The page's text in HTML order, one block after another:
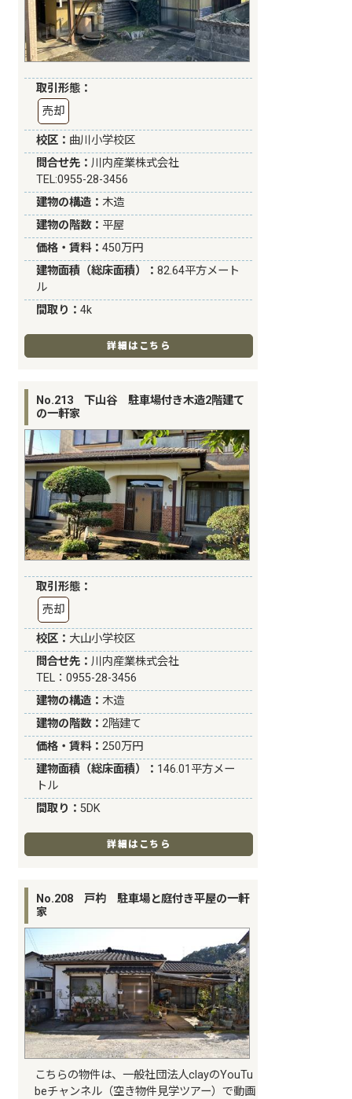
取引形態：
売却
校区： 曲川小学校区
問合せ先：川内産業株式会社
TEL:0955-28-3456
建物の構造： 木造
建物の階数： 平屋
価格・賃料：450万円
建物面積（総床面積）：82.64平方メート
ル
間取り：4k
詳細はこちら
No.213 下山谷 駐車場付き木造2階建て
の一軒家
取引形態：
売却
校区： 大山小学校区
問合せ先：川内産業株式会社
TEL：0955-28-3456
建物の構造： 木造
建物の階数：2階建て
価格・賃料：250万円
建物面積（総床面積）： 146.01平方メー
トル
間取り：5DK
詳細はこちら
No.208 戸杓 駐車場と庭付き平屋の一軒
家
こちらの物件は、一般社団法人clayのYouTu
beチャンネル（空き物件見学ツアー）で動画